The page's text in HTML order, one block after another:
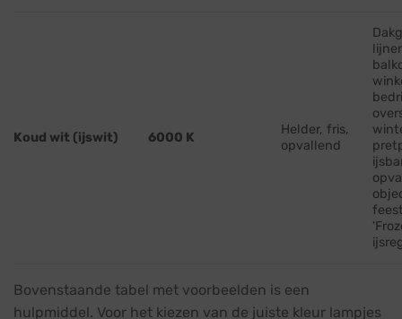
Koud wit (ijswit) 6000 K
Helder, fris,
opvallend
Bovenstaande tabel met voorbeelden is een
hulpmiddel. Voor het kiezen van de juiste kleur lampjes